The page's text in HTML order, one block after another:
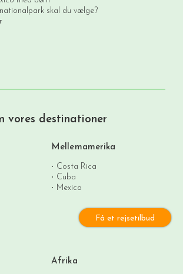
nationalpark skal du vælge?
vores destinationer
Mellemamerika
Costa Rica
Cuba
Mexico
Afrika
Få et rejsetilbud